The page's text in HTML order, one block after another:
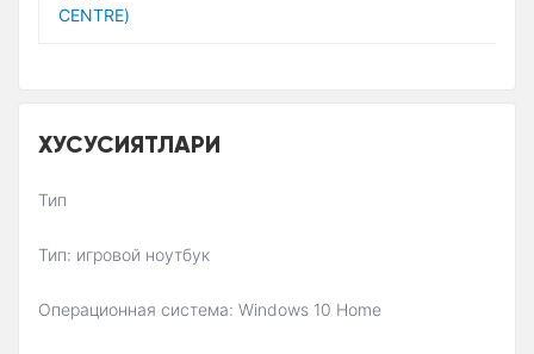
CENTRE)
XУСУСИЯТЛАРИ
Тип
Тип: игровой ноутбук
Операционная система: Windows 10 Home